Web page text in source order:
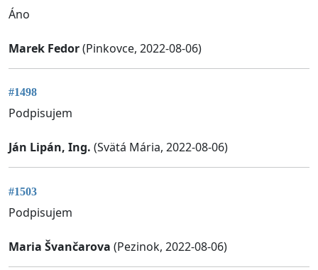
Áno
Marek Fedor(Pinkovce, 2022-08-06)
#1498
Podpisujem
Ján Lipán, Ing. (Svätá Mária, 2022-08-06)
#1503
Podpisujem
Maria Švančarova (Pezinok, 2022-08-06)